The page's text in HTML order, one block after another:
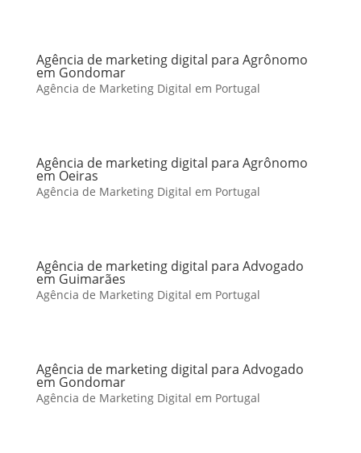
Agência de marketing digital para Agrônomo
em Gondomar
Agência de Marketing Digital em Portugal
Agência de marketing digital para Agrônomo
em Oeiras
Agência de Marketing Digital em Portugal
Agência de marketing digital para Advogado
em Guimarães
Agência de Marketing Digital em Portugal
Agência de marketing digital para Advogado
em Gondomar
Agência de Marketing Digital em Portugal